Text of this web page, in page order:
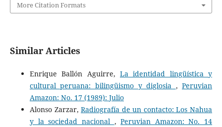
More Citation Formats
Similar Articles
Enrique Ballón Aguirre, La identidad lingüística y
cultural peruana: bilingüismo y diglosia ,Peruvian
Amazon: No. 17 (1989): Julio
Alonso Zarzar,Radiografía de un contacto: Los Nahua
y la sociedad nacional ,Peruvian Amazon: No. 14